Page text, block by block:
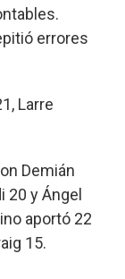
errores
Larre
Demián
y Ángel
aportó 22
15.